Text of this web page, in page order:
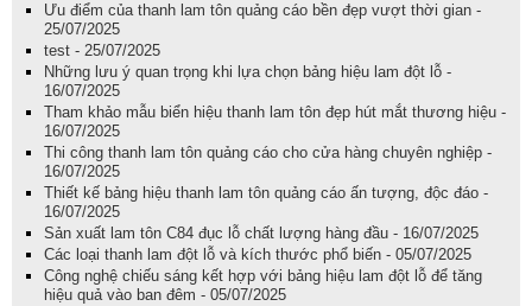
Ưu điểm của thanh lam tôn quảng cáo bền đẹp vượt thời gian -
25/07/2025
test - 25/07/2025
Những lưu ý quan trọng khi lựa chọn bảng hiệu lam đột lỗ -
16/07/2025
Tham khảo mẫu biển hiệu thanh lam tôn đẹp hút mắt thương hiệu -
16/07/2025
Thi công thanh lam tôn quảng cáo cho cửa hàng chuyên nghiệp -
16/07/2025
Thiết kế bảng hiệu thanh lam tôn quảng cáo ấn tượng, độc đáo -
16/07/2025
Sản xuất lam tôn C84 đục lỗ chất lượng hàng đầu - 16/07/2025
Các loại thanh lam đột lỗ và kích thước phổ biến - 05/07/2025
Công nghệ chiếu sáng kết hợp với bảng hiệu lam đột lỗ để tăng
hiệu quả vào ban đêm - 05/07/2025